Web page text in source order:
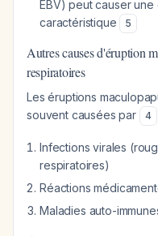
EBV) peut causer
caractéristique
5
Autres causes d'éruption
respiratoires
Les éruptions
souvent causées par
4
Infections virales
respiratoires)
Réactions
Maladies auto-